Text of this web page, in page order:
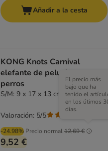
Añadir a la cesta
KONG Knots Carnival
elefante de peluche para
perros
S/M: 9 x 17 x 13 cm (L x An x Al)
-24.98% Precio normal12,69 €
El precio más
bajo que ha
tenido el
en los útimos
días.
9,52 €
Valoración: 5/5